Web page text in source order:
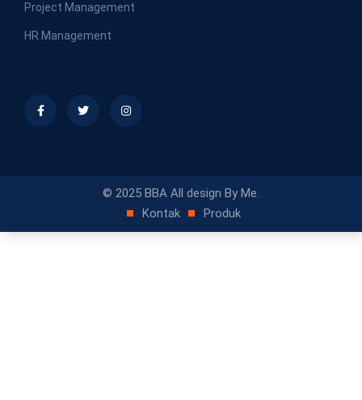
Project Management
HR Management
© 2025 BBA All design By Me.
Kontak
Produk